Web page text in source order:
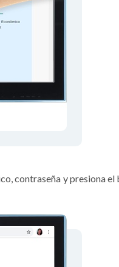
contraseña y presiona el